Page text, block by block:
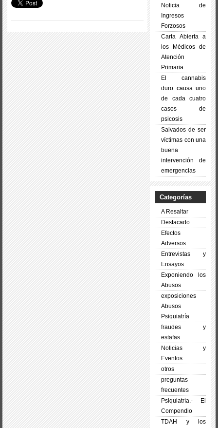
Noticia de
Ingresos
Forzosos
Carta Abierta a
los Médicos de
Atención
Primaria
El cannabis
duro causa uno
de cada cuatro
casos de
psicosis
Salvados de ser
víctimas con una
buena
intervención de
emergencias
Categorías
A Resaltar
Destacado
Efectos
Adversos
Entrevistas y
Ensayos
Exponiendo los
Abusos
exposiciones
Abusos
Psiquiatría
fraudes y
estafas
Noticias y
Eventos
otros
preguntas
frecuentes
Psiquiatría.- El
Compendio
TDAH y los